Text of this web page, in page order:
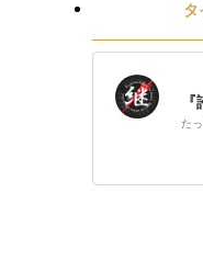
タ
た